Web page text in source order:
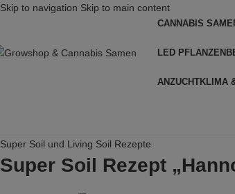
Skip to navigation Skip to main content
CANNABIS
LED
ANZUCHTKLIMA
Super Soil und Living Soil Rezepte
Super Soil Rezept